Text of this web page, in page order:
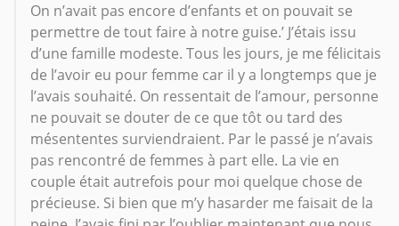
On n’avait pas encore d’enfants et on pouvait se
permettre de tout faire à notre guise.’ J’étais issu
d’une famille modeste. Tous les jours, je me félicitais
de l’avoir eu pour femme car il y a longtemps que je
l’avais souhaité. On ressentait de l’amour, personne
ne pouvait se douter de ce que tôt ou tard des
mésententes surviendraient. Par le passé je n’avais
pas rencontré de femmes à part elle. La vie en
couple était autrefois pour moi quelque chose de
précieuse. Si bien que m’y hasarder me faisait de la